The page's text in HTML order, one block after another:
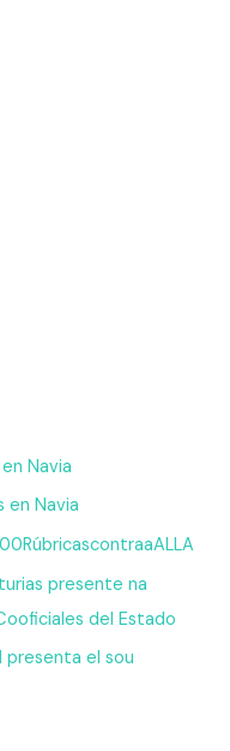
Navia
en Navia
presente na
del Estado
presenta el sou